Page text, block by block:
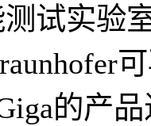
试实验
的产